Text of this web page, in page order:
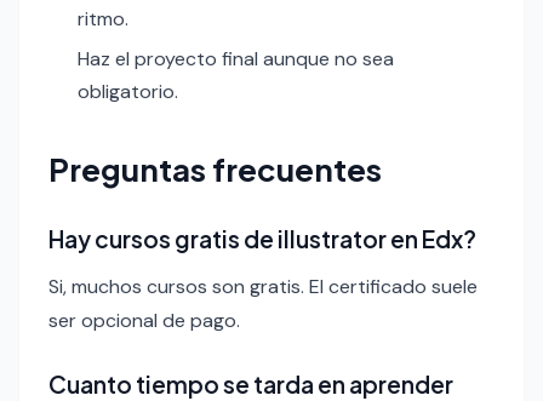
ritmo.
Haz el proyecto final aunque no sea
obligatorio.
Preguntas frecuentes
Hay cursos gratis de illustrator en Edx?
Si, muchos cursos son gratis. El certificado suele
ser opcional de pago.
Cuanto tiempo se tarda en aprender